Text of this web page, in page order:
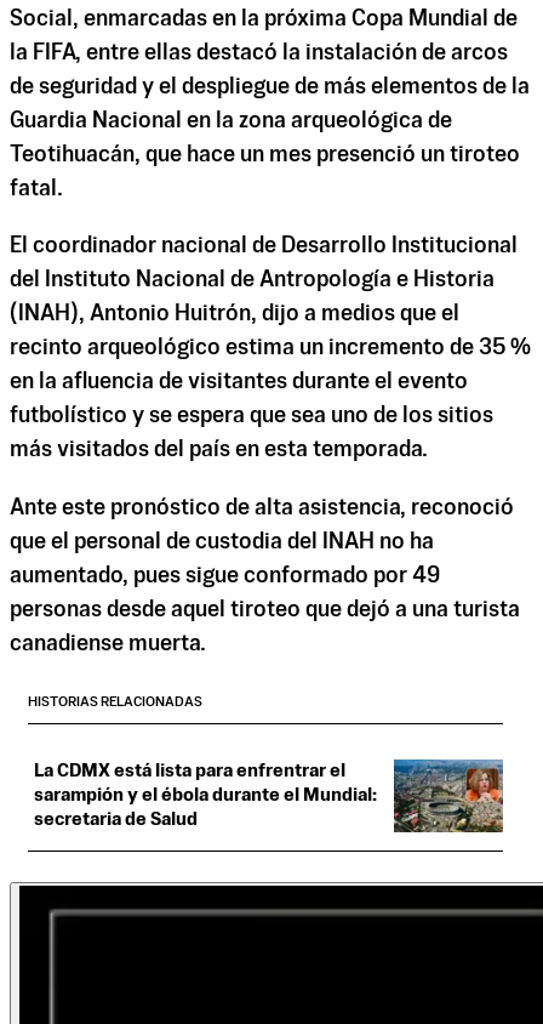
Social, enmarcadas en la próxima Copa Mundial de
la FIFA, entre ellas destacó la instalación de arcos
de seguridad y el despliegue de más elementos de la
Guardia Nacional en la zona arqueológica de
Teotihuacán, que hace un mes presenció un tiroteo
fatal.
El coordinador nacional de Desarrollo Institucional
del Instituto Nacional de Antropología e Historia
(INAH), Antonio Huitrón, dijo a medios que el
recinto arqueológico estima un incremento de 35 %
en la afluencia de visitantes durante el evento
futbolístico y se espera que sea uno de los sitios
más visitados del país en esta temporada.
Ante este pronóstico de alta asistencia, reconoció
que el personal de custodia del INAH no ha
aumentado, pues sigue conformado por 49
personas desde aquel tiroteo que dejó a una turista
canadiense muerta.
HISTORIAS RELACIONADAS
La CDMX está lista para enfrentrar el
sarampión y el ébola durante el Mundial:
secretaria de Salud